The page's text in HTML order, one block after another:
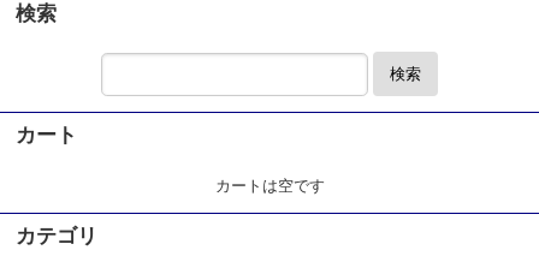
検索
検索
カート
カートは空です
カテゴリ